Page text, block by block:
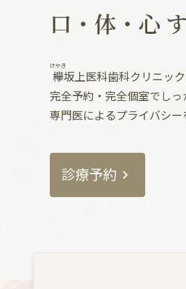
口・体・心
欅
けやき
坂上医科歯科クリニッ
完全予約・完全個室でしっ
専門医によるプライバシ
診療予約